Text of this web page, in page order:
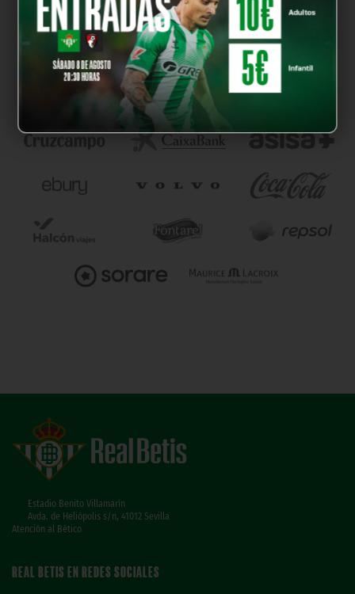
Estadio Benito Villamarín
Avda. de Heliópolis s/n, 41012 Sevilla
Atención al Bético
REAL BETIS EN REDES SOCIALES